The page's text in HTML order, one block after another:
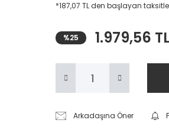
*187,07 TL den başlayan
%25 1.979,56 TL
Arkadaşına Öner